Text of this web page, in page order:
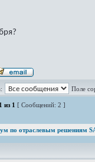
Поле
1 из 1 [ Сообщений: 2 ]
по отраслевым решениям